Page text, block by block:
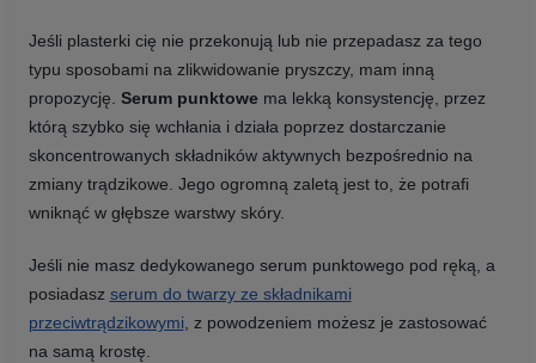
Jeśli plasterki cię nie przekonują lub nie przepadasz za tego
typu sposobami na zlikwidowanie pryszczy, mam inną
propozycję. Serum punktowema lekką konsystencję, przez
którą szybko się wchłania i działa poprzez dostarczanie
skoncentrowanych składników aktywnych bezpośrednio na
zmiany trądzikowe. Jego ogromną zaletą jest to, że potrafi
wniknąć w głębsze warstwy skóry.
Jeśli nie masz dedykowanego serum punktowego pod ręką, a
posiadasz serum do twarzy ze składnikami
przeciwtrądzikowymi , z powodzeniem możesz je zastosować
na samą krostę.